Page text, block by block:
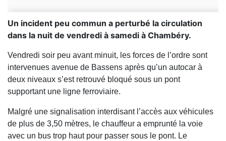
Un incident peu commun a perturbé la circulation
dans la nuit de vendredi à samedi à Chambéry.
Vendredi soir peu avant minuit, les forces de l’ordre sont
intervenues avenue de Bassens après qu’un autocar à
deux niveaux s’est retrouvé bloqué sous un pont
supportant une ligne ferroviaire.
Malgré une signalisation interdisant l’accès aux véhicules
de plus de 3,50 mètres, le chauffeur a emprunté la voie
avec un bus trop haut pour passer sous le pont. Le